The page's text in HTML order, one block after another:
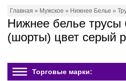
Главная » Мужское » Нижнее Белье »
Нижнее белье трусы
(шорты) цвет серый
Торговые марки: